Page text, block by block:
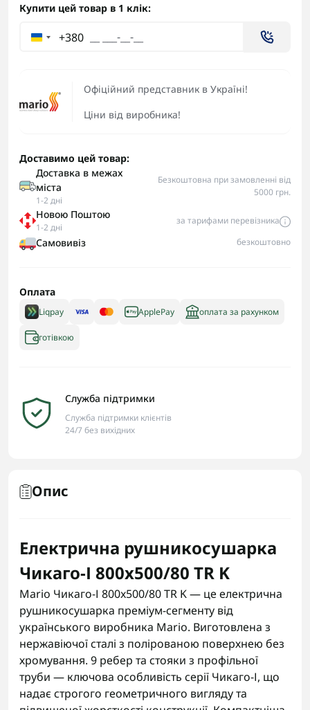
Офіційний представник в Україні!
Ціни від виробника!
Купити цей товар в 1 клік:
+380
Доставимо цей товар:
Доставка в межах
міста
1-2 дні
Безкоштовна при замовленні від
5000 грн.
Новою Поштою
1-2 дні
за тарифами перевізника
Самовивіз безкоштовно
Оплата
Liqpay ApplePay оплата за рахунком
готівкою
Служба підтримки
Служба підтримки клієнтів
24/7 без вихідних
Опис
Електрична рушникосушарка
Чикаго-І 800х500/80 TR K
Mario Чикаго-І 800x500/80 TR K — це електрична
рушникосушарка преміум-сегменту від
українського виробника Mario. Виготовлена з
нержавіючої сталі з полірованою поверхнею без
хромування. 9 ребер та стояки з профільної
труби — ключова особливість серії Чикаго-І, що
надає строгого геометричного вигляду та